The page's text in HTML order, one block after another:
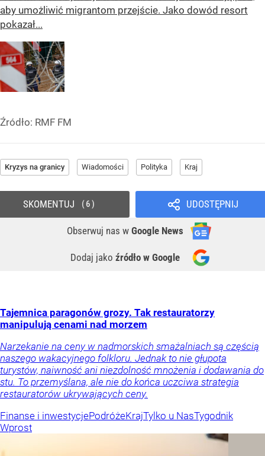
aby umożliwić migrantom przejście. Jako dowód resort
pokazał...
Źródło: RMF FM
Kryzys na granicy Wiadomości Polityka Kraj
UDOSTĘPNIJ
Obserwuj nas w Google News
Dodaj jako źródło w Google
SKOMENTUJ 6
Tajemnica paragonów grozy. Tak restauratorzy
manipulują cenami nad morzem
Narzekanie na ceny w nadmorskich smażalniach są częścią
naszego wakacyjnego folkloru. Jednak to nie głupota
turystów, naiwność ani niezdolność mnożenia i dodawania do
stu. To przemyślana, ale nie do końca uczciwa strategia
restauratorów ukrywających ceny.
Finanse i inwestycjePodróżeKrajTylko u NasTygodnik
Wprost